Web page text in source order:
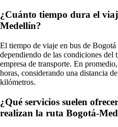
¿Cuánto tiempo dura el
Medellín?
El tiempo de viaje en bus de
dependiendo de las condiciones del
empresa de transporte. En
horas, considerando una distancia
kilómetros.
¿Qué servicios suelen
realizan la ruta Bogotá-